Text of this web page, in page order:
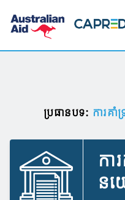
ប្រធានបទ: ការគ
កា
ន